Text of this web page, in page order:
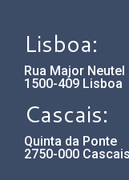
Lisboa:
Rua Major Neutel
1500-409 Lisboa
Cascais:
Quinta da Ponte
2750-000 Cascais